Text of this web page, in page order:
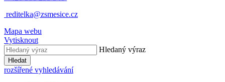
reditelka@zsmesice.cz
Mapa webu
Vytisknout
Hledaný výraz
Hledat
rozšířené vyhledávání